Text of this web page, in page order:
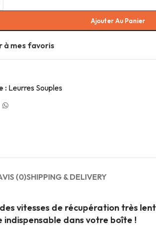
Ajouter Au Panier
à mes favoris
: Leurres Souples
(0)SHIPPING & DELIVERY
vitesses de récupération très
indispensable dans votre boîte !